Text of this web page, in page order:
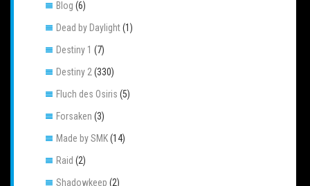
Blog (6)
Dead by Daylight(1)
Destiny 1 (7)
Destiny 2(330)
Fluch des Osiris (5)
Forsaken (3)
Made by SMK(14)
Raid (2)
Shadowkeep (2)